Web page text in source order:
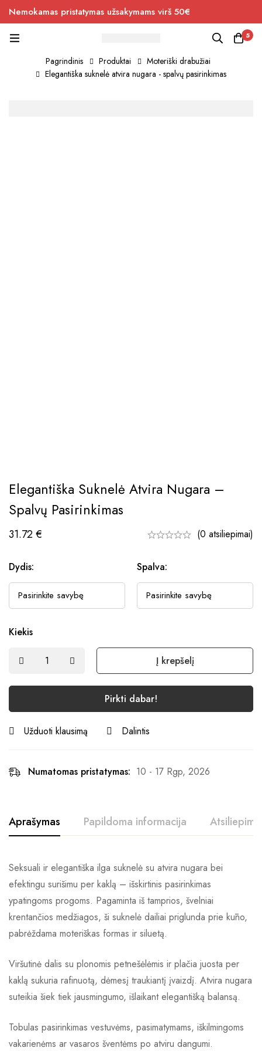
Nemokamas pristatymas užsakymams virš 50€
5
Pagrindinis Produktai
Moteriški drabužiai
Elegantiška suknelė atvira nugara - spalvų pasirinkimas
Elegantiška Suknelė Atvira Nugara –
Spalvų Pasirinkimas
31.72€ (0 atsiliepimai)
Dydis: Spalva:
Kiekis
Į krepšelį
Pirkti dabar!
Užduoti klausimą Dalintis
Numatomas pristatymas: 10 - 17 Rgp, 2026
Aprašymas Papildoma informacija
Seksuali ir elegantiška ilga suknelė su atvira nugara bei
efektingu surišimu per kaklą – išskirtinis pasirinkimas
ypatingoms progoms. Pagaminta iš tamprios, švelniai
krentančios medžiagos, ši suknelė dailiai priglunda prie kūno,
pabrėždama moteriškas formas ir siluetą.
Viršutinė dalis su plonomis petnešėlėmis ir plačia juosta per
kaklą sukuria rafinuotą, dėmesį traukiantį įvaizdį. Atvira nugara
suteikia šiek tiek jausmingumo, išlaikant elegantišką balansą.
Tobulas pasirinkimas vestuvėms, pasimatymams, iškilmingoms
vakarienėms ar vasaros šventėms po atviru dangumi.